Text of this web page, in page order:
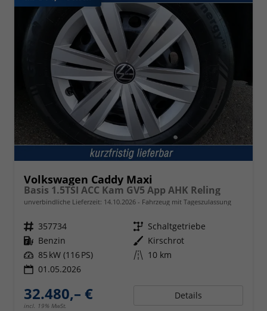
Volkswagen Caddy Maxi
Basis 1.5TSI ACC Kam GV5 App AHK Reling
unverbindliche Lieferzeit: 14.10.2026 Fahrzeug mit Tageszulassung
Fahrzeugnr. 357734 Getriebe Schaltgetriebe
Kraftstoff Benzin Außenfarbe Kirschrot
Leistung 85 kW (116 PS) Kilometerstand 10 km
01.05.2026
32.480,– €
incl. 19% MwSt.
Details